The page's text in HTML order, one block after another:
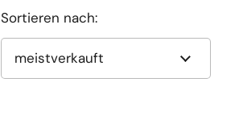
Sortieren nach: